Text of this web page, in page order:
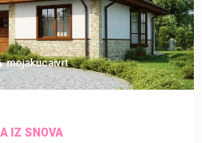
mojakucaivrt
IZ SNOVA